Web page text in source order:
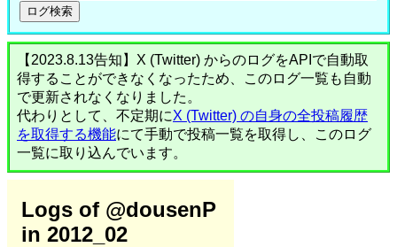
【2023.8.13告知】X (Twitter) からのログをAPIで自動取
得することができなくなったため、このログ一覧も自動
で更新されなくなりました。
代わりとして、不定期にX (Twitter) の自身の全投稿履歴
を取得する機能にて手動で投稿一覧を取得し、このログ
一覧に取り込んでいます。
Logs of @dousenP
in 2012_02